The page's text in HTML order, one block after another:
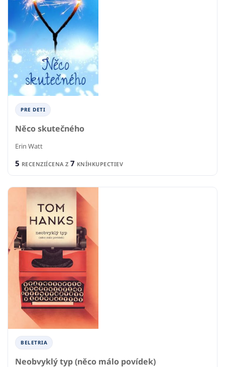
PRE DETI
Něco skutečného
Erin Watt
5 RECENZIÍCENA Z 7 KNÍHKUPECTIEV
BELETRIA
Neobvyklý typ (něco málo povídek)